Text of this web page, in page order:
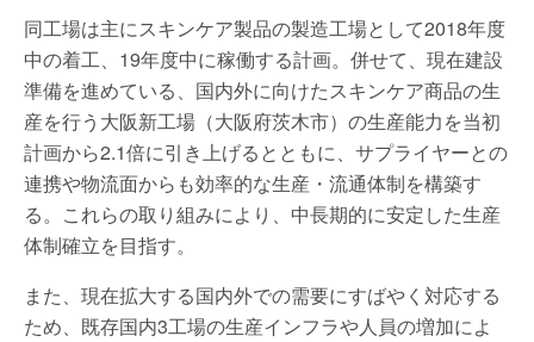
同工場は主にスキンケア製品の製造工場として2018年度
中の着工、19年度中に稼働する計画。併せて、現在建設
準備を進めている、国内外に向けたスキンケア商品の生
産を行う大阪新工場（大阪府茨木市）の生産能力を当初
計画から2.1倍に引き上げるとともに、サプライヤーとの
連携や物流面からも効率的な生産・流通体制を構築す
る。これらの取り組みにより、中長期的に安定した生産
体制確立を目指す。
また、現在拡大する国内外での需要にすばやく対応する
ため、既存国内3工場の生産インフラや人員の増加によ